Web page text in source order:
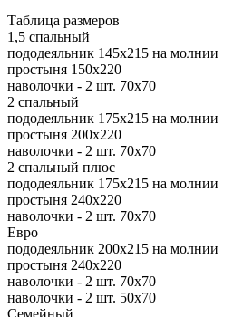
Таблица размеров
1,5 спальный
пододеяльник 145х215 на молнии
простыня 150х220
наволочки - 2 шт. 70х70
2 спальный
пододеяльник 175х215 на молнии
простыня 200х220
наволочки - 2 шт. 70х70
2 спальный плюс
пододеяльник 175х215 на молнии
простыня 240х220
наволочки - 2 шт. 70х70
Евро
пододеяльник 200х215 на молнии
простыня 240х220
наволочки - 2 шт. 70х70
наволочки - 2 шт. 50х70
Семейный